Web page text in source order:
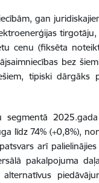
gan
cenu (fiksēta
bez
tipiski dārgāks
segmentā
līdz 74% (+0,8%),
arī
pakalpojuma